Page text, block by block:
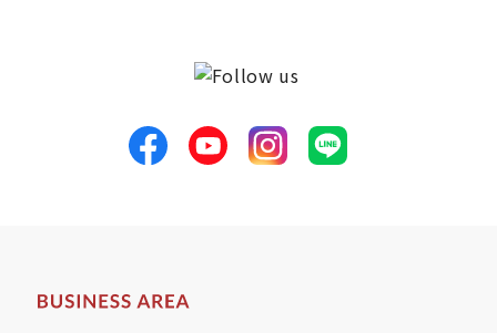
サイトマップ プライバシーポリシー